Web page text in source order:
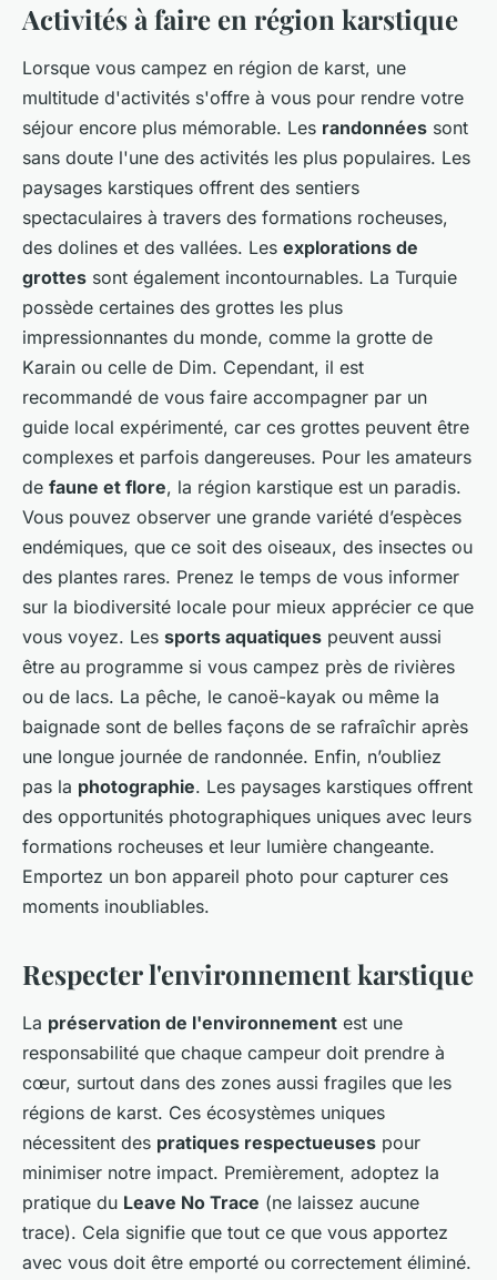
Activités à faire en région karstique
Lorsque vous campez en région de karst, une
multitude d'activités s'offre à vous pour rendre votre
séjour encore plus mémorable. Les randonnées sont
sans doute l'une des activités les plus populaires. Les
paysages karstiques offrent des sentiers
spectaculaires à travers des formations rocheuses,
des dolines et des vallées. Les explorations de
grottes sont également incontournables. La Turquie
possède certaines des grottes les plus
impressionnantes du monde, comme la grotte de
Karain ou celle de Dim. Cependant, il est
recommandé de vous faire accompagner par un
guide local expérimenté, car ces grottes peuvent être
complexes et parfois dangereuses. Pour les amateurs
de faune et flore, la région karstique est un paradis.
Vous pouvez observer une grande variété d’espèces
endémiques, que ce soit des oiseaux, des insectes ou
des plantes rares. Prenez le temps de vous informer
sur la biodiversité locale pour mieux apprécier ce que
vous voyez. Les sports aquatiques peuvent aussi
être au programme si vous campez près de rivières
ou de lacs. La pêche, le canoë-kayak ou même la
baignade sont de belles façons de se rafraîchir après
une longue journée de randonnée. Enfin, n’oubliez
pas la photographie. Les paysages karstiques offrent
des opportunités photographiques uniques avec leurs
formations rocheuses et leur lumière changeante.
Emportez un bon appareil photo pour capturer ces
moments inoubliables.
Respecter l'environnement karstique
La préservation de l'environnement est une
responsabilité que chaque campeur doit prendre à
cœur, surtout dans des zones aussi fragiles que les
régions de karst. Ces écosystèmes uniques
nécessitent des pratiques respectueuses pour
minimiser notre impact. Premièrement, adoptez la
pratique du Leave No Trace (ne laissez aucune
trace). Cela signifie que tout ce que vous apportez
avec vous doit être emporté ou correctement éliminé.